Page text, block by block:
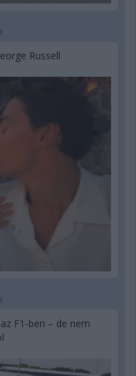
Russell
F1-ben – de nem